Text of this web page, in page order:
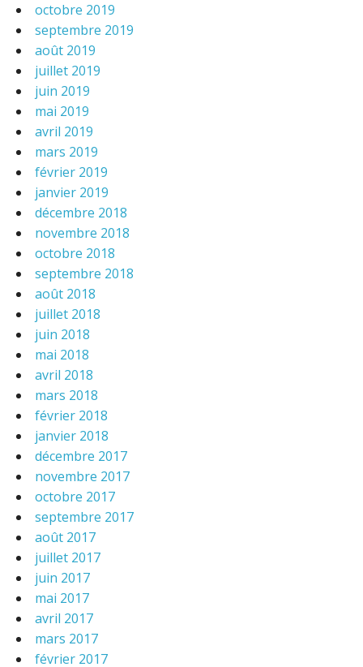
octobre 2019
septembre 2019
août 2019
juillet 2019
juin 2019
mai 2019
avril 2019
mars 2019
février 2019
janvier 2019
décembre 2018
novembre 2018
octobre 2018
septembre 2018
août 2018
juillet 2018
juin 2018
mai 2018
avril 2018
mars 2018
février 2018
janvier 2018
décembre 2017
novembre 2017
octobre 2017
septembre 2017
août 2017
juillet 2017
juin 2017
mai 2017
avril 2017
mars 2017
février 2017